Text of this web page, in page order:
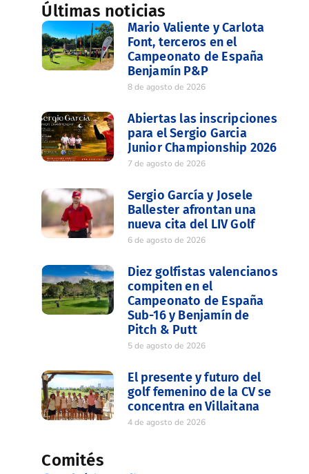
Últimas noticias
Mario Valiente y Carlota
Font, terceros en el
Campeonato de España
Benjamín P&P
8 de agosto de 2026
Abiertas las inscripciones
para el Sergio Garcia
Junior Championship 2026
7 de agosto de 2026
Sergio García y Josele
Ballester afrontan una
nueva cita del LIV Golf
6 de agosto de 2026
Diez golfistas valencianos
compiten en el
Campeonato de España
Sub-16 y Benjamín de
Pitch & Putt
5 de agosto de 2026
El presente y futuro del
golf femenino de la CV se
concentra en Villaitana
4 de agosto de 2026
Comités